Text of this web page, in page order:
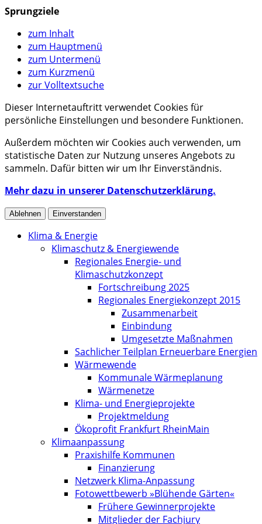
Sprungziele
zum Inhalt
zum Hauptmenü
zum Untermenü
zum Kurzmenü
zur Volltextsuche
Dieser Internetauftritt verwendet Cookies für
persönliche Einstellungen und besondere Funktionen.
Außerdem möchten wir Cookies auch verwenden, um
statistische Daten zur Nutzung unseres Angebots zu
sammeln. Dafür bitten wir um Ihr Einverständnis.
Mehr dazu in unserer Datenschutzerklärung.
Ablehnen Einverstanden
Klima & Energie
Klimaschutz & Energiewende
Regionales Energie- und
Klimaschutzkonzept
Fortschreibung 2025
Regionales Energiekonzept 2015
Zusammenarbeit
Einbindung
Umgesetzte Maßnahmen
Sachlicher Teilplan Erneuerbare Energien
Wärmewende
Kommunale Wärmeplanung
Wärmenetze
Klima- und Energieprojekte
Projektmeldung
Ökoprofit Frankfurt RheinMain
Klimaanpassung
Praxishilfe Kommunen
Finanzierung
Netzwerk Klima-Anpassung
Fotowettbewerb »Blühende Gärten«
Frühere Gewinnerprojekte
Mitglieder der Fachjury